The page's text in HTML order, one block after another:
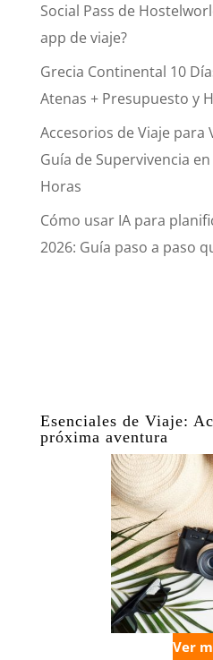
Social Pass de
app de viaje?
Grecia Continental 10
Atenas + Presupuesto y
Accesorios de Viaje para
Guía de Supervivencia
Horas
Cómo usar IA para
2026: Guía paso a paso
Esenciales de Viaje:
próxima aventura
Ver